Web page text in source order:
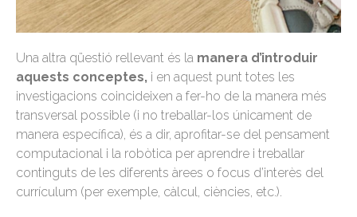
Una altra qüestió rellevant és la manera d’introduir
aquests conceptes, i en aquest punt totes les
investigacions coincideixen a fer-ho de la manera més
transversal possible (i no treballar-los únicament de
manera específica), és a dir, aprofitar-se del pensament
computacional i la robòtica per aprendre i treballar
continguts de les diferents àrees o focus d’interès del
currículum (per exemple, càlcul, ciències, etc.).